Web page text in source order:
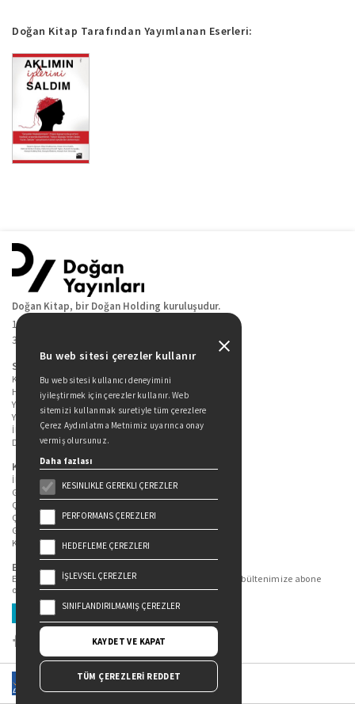
Doğan Kitap Tarafından Yayımlanan Eserleri:
Doğan Kitap, bir Doğan Holding kuruluşudur.
19 Mayıs Cad. Golden Plaza No:1 Kat:10
34360 / Şişli / İstanbul
Sitede Yer Alan Sayfalar
Kitaplarımız
Hakkımızda
Yazarlarımız
Yazar Adayları İçin
İletişim
Duygu Asena Roman Ödülü
Kişisel Verilerin Korunması
İlgili Kişi Başvuru Formu
Genel Aydınlatma Metni
Çekiliş Aydınlatma Metni
Çerez Aydınlatma Metni
Gizlilik Politikası
Kullanım Şartları
Bizi Takip Edin...
En güncel kitap ve etkinliklerden haberdar olmak için bültenimize abone
olun.
Üye Ol
Bu web sitesi çerezler kullanır
Bu web sitesi kullanıcı deneyimini
iyileştirmek için çerezler kullanır. Web
sitemizi kullanmak suretiyle tüm çerezlere
Çerez Aydınlatma Metnimiz uyarınca onay
vermiş olursunuz.
Daha fazlası
KESINLIKLE GEREKLI ÇEREZLER
PERFORMANS ÇEREZLERI
HEDEFLEME ÇEREZLERI
İŞLEVSEL ÇEREZLER
SINIFLANDIRILMAMIŞ ÇEREZLER
KAYDET VE KAPAT
TÜM ÇEREZLERİ REDDET